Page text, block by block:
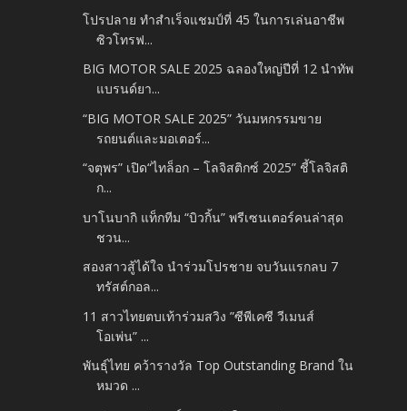
โปรปลาย ทำสำเร็จแชมป์ที่ 45 ในการเล่นอาชีพ
ซิวโทรฟ...
BIG MOTOR SALE 2025 ฉลองใหญ่ปีที่ 12 นำทัพ
แบรนด์ยา...
“BIG MOTOR SALE 2025” วันมหกรรมขาย
รถยนต์และมอเตอร์...
“จตุพร” เปิด“ไทล็อก – โลจิสติกซ์ 2025” ชี้โลจิสติ
ก...
บาโนบากิ แท็กทีม “บิวกิ้น” พรีเซนเตอร์คนล่าสุด
ชวน...
สองสาวสู้ได้ใจ นำร่วมโปรชาย จบวันแรกลบ 7
ทรัสต์กอล...
11 สาวไทยตบเท้าร่วมสวิง ”ซีพีเคซี วีเมนส์
โอเพ่น” ...
พันธุ์ไทย คว้ารางวัล Top Outstanding Brand ใน
หมวด ...